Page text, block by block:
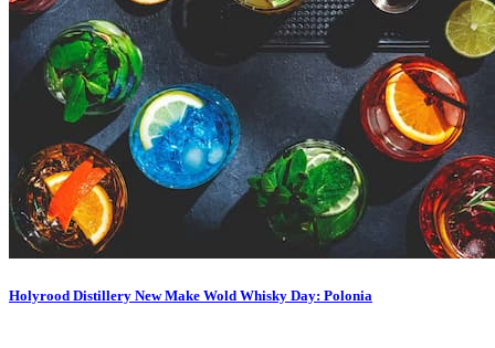
Holyrood Distillery New Make Wold Whisky Day: Polonia